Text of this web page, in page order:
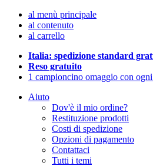
al menù principale
al contenuto
al carrello
Italia: spedizione standard
Reso gratuito
1 campioncino omaggio con
Aiuto
Dov'è il mio ordine?
Restituzione prodotti
Costi di spedizione
Opzioni di pagamento
Contattaci
Tutti i temi